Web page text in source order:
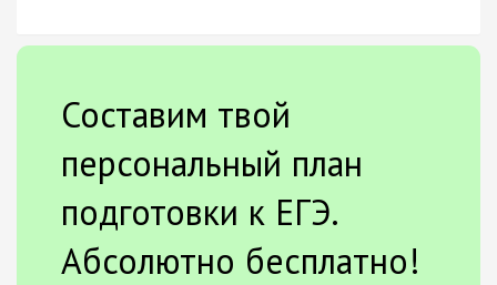
Составим твой
персональный план
подготовки к ЕГЭ.
Абсолютно бесплатно!